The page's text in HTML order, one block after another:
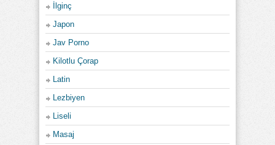
İlginç
Japon
Jav Porno
Kilotlu Çorap
Latin
Lezbiyen
Liseli
Masaj